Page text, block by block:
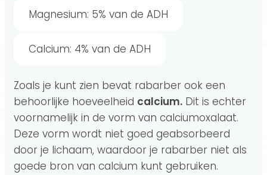
Magnesium: 5% van de ADH
Calcium: 4% van de ADH
Zoals je kunt zien bevat rabarber ook een
behoorlijke hoeveelheid calcium. Dit is echter
voornamelijk in de vorm van calciumoxalaat.
Deze vorm wordt niet goed geabsorbeerd
door je lichaam, waardoor je rabarber niet als
goede bron van calcium kunt gebruiken.